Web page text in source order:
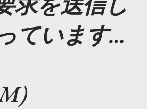
ています…